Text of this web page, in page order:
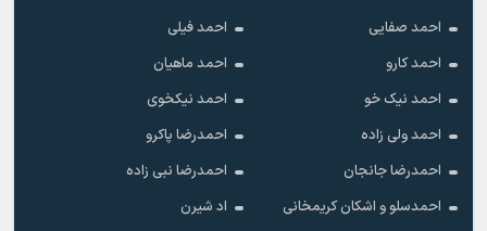
احمد صفایی
احمد فیلی
احمد کارو
احمد ماهیان
احمد نیک خو
احمد نیکخوی
احمد ولی زاده
احمدرضا پاکرو
احمدرضا جانجان
احمدرضا نبی زاده
احمدسلو و اشکان کریمخانی
اد شیرن